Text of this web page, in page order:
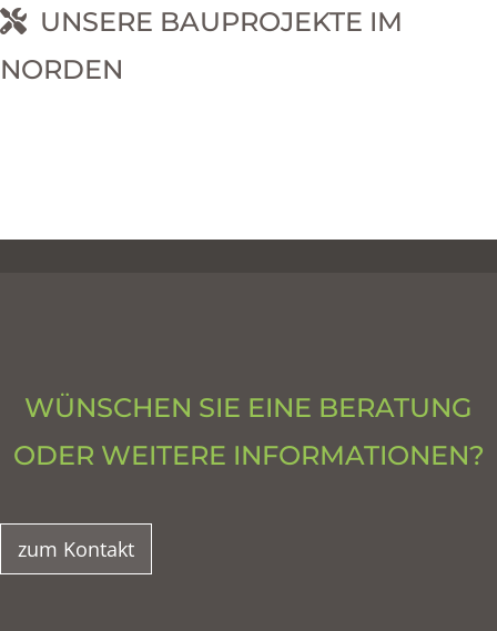
UNSERE BAUPROJEKTE IM
NORDEN
WÜNSCHEN SIE EINE BERATUNG
ODER WEITERE INFORMATIONEN?
zum Kontakt